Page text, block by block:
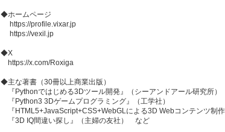
◆ホームページ
https://profile.vixar.jp
https://vexil.jp
◆X
https://x.com/Roxiga
◆主な著書（30冊以上商業出版）
『Pythonではじめる3Dツール開発』（シーアンドアール研究所）
『Python3 3Dゲームプログラミング』（工学社）
『HTML5+JavaScript+CSS+WebGLによる3D Webコンテンツ制作
『3D IQ間違い探し』（主婦の友社） など